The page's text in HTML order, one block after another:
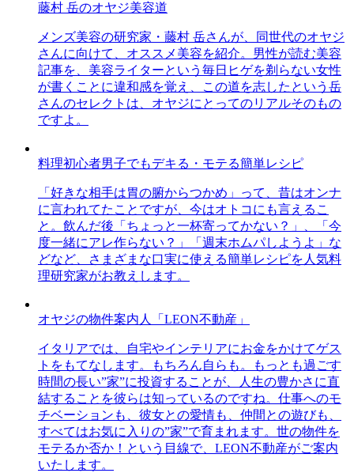
藤村 岳のオヤジ美容道
メンズ美容の研究家・藤村 岳さんが、同世代のオヤジ
さんに向けて、オススメ美容を紹介。男性が読む美容
記事を、美容ライターという毎日ヒゲを剃らない女性
が書くことに違和感を覚え、この道を志したという岳
さんのセレクトは、オヤジにとってのリアルそのもの
ですよ。
料理初心者男子でもデキる・モテる簡単レシピ
「好きな相手は胃の腑からつかめ」って、昔はオンナ
に言われてたことですが、今はオトコにも言えるこ
と。飲んだ後「ちょっと一杯寄ってかない？」、「今
度一緒にアレ作らない？」「週末ホムパしようよ」な
どなど、さまざまな口実に使える簡単レシピを人気料
理研究家がお教えします。
オヤジの物件案内人「LEON不動産」
イタリアでは、自宅やインテリアにお金をかけてゲス
トをもてなします。もちろん自らも。もっとも過ごす
時間の長い”家”に投資することが、人生の豊かさに直
結することを彼らは知っているのですね。仕事へのモ
チベーションも、彼女との愛情も、仲間との遊びも、
すべてはお気に入りの”家”で育まれます。世の物件を
モテるか否か！という目線で、LEON不動産がご案内
いたします。